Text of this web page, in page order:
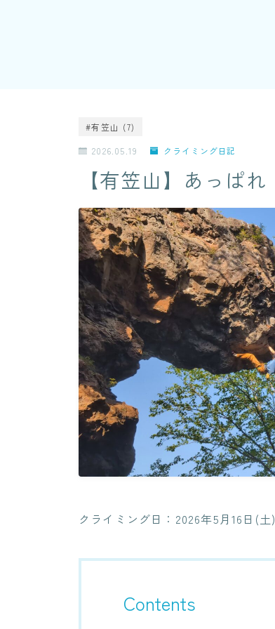
#有笠山 (7)
2026.05.19
クライミング日記
【有笠山】あっぱ
クライミング日：2026年5月16日(
Contents